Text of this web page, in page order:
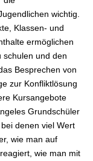
wichtig.
Klassen- und
ermöglichen
schulen und den
Besprechen von
zur Konfliktlösung
Kursangebote
Grundschüler
denen viel Wert
wie man auf
wie man mit